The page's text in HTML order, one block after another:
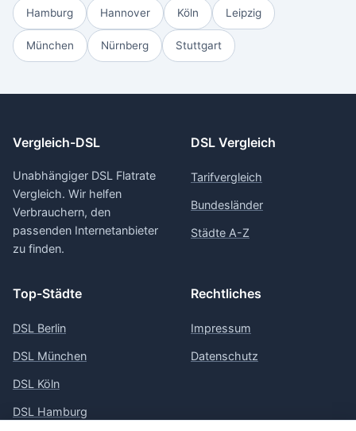
Hamburg Hannover Köln Leipzig
München Nürnberg Stuttgart
Vergleich-DSL
Unabhängiger DSL Flatrate
Vergleich. Wir helfen
Verbrauchern, den
passenden Internetanbieter
zu finden.
DSL Vergleich
Tarifvergleich
Bundesländer
Städte A-Z
Top-Städte
DSL Berlin
DSL München
DSL Köln
DSL Hamburg
Rechtliches
Impressum
Datenschutz